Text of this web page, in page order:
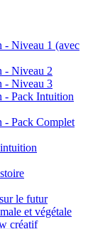
- Niveau 1 (avec
- Niveau 2
- Niveau 3
- Pack Intuition
- Pack Complet
le futur
et végétale
créatif